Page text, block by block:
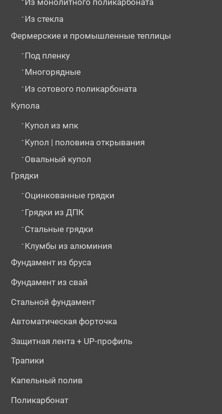
Из монолитного поликарбоната
- Из стекла
Фермерские и промышленные теплицы
- Под пленку
- Многорядные
- Из сотового поликарбоната
Купола
- Купол из мпк
- Купол | половина открывания
- Овальный купол
Грядки
- Оцинкованные грядки
- Грядки из ДПК
- Стальные грядки
- Клумбы из алюминия
Фундамент из бруса
Фундамент из свай
Стальной фундамент
Автоматическая форточка
Защитная лента + UP-профиль
Трапики
Капельный полив
Поликарбонат